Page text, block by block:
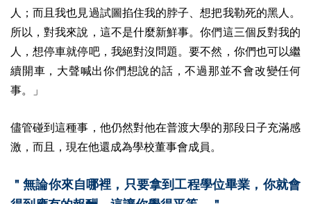
人；而且我也見過試圖掐住我的脖子、想把我勒死的黑人。
所以，對我來說，這不是什麼新鮮事。你們這三個反對我的
人，想停車就停吧，我絕對沒問題。要不然，你們也可以繼
續開車，大聲喊出你們想說的話，不過那並不會改變任何
事。」
儘管碰到這種事，他仍然對他在普渡大學的那段日子充滿感
激，而且，現在他還成為學校董事會成員。
＂無論你來自哪裡，只要拿到工程學位畢業，你就會